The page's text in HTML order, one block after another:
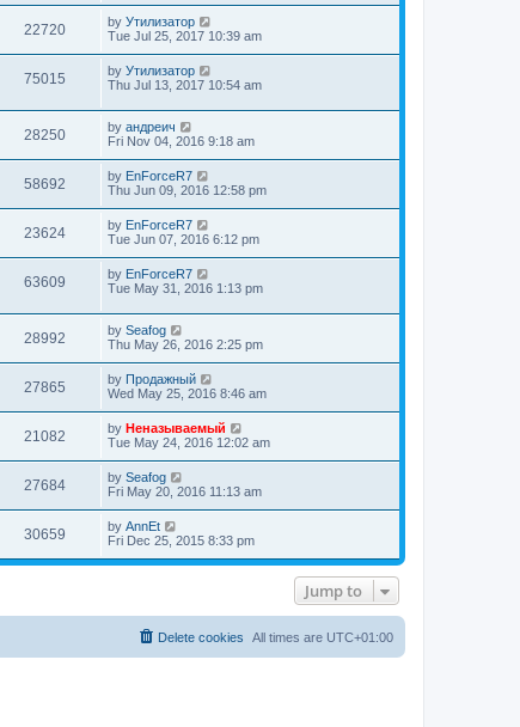
22720 by Утилизатор
Tue Jul 25, 2017 10:39 am
75015 by Утилизатор
Thu Jul 13, 2017 10:54 am
28250 by андреич
Fri Nov 04, 2016 9:18 am
58692 by EnForceR7
Thu Jun 09, 2016 12:58 pm
23624 by EnForceR7
Tue Jun 07, 2016 6:12 pm
63609 by EnForceR7
Tue May 31, 2016 1:13 pm
28992 by Seafog
Thu May 26, 2016 2:25 pm
27865 by Продажный
Wed May 25, 2016 8:46 am
21082 by Неназываемый
Tue May 24, 2016 12:02 am
27684 by Seafog
Fri May 20, 2016 11:13 am
30659 by AnnEt
Fri Dec 25, 2015 8:33 pm
Jump to
All times are UTC+01:00
Delete cookies